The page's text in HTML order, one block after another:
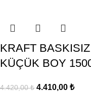
KRAFT
KÜÇÜK BOY
4.420,00₺ 4.410,00 ₺